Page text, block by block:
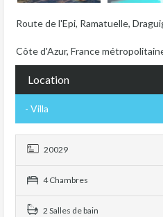
Route de l'Epi, Ramatuelle,
Côte d'Azur, France
Location
- Villa
20029
4 Chambres
2 Salles de bain